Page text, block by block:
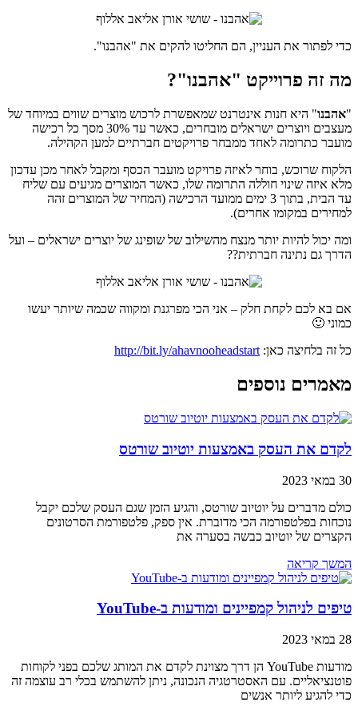
כדי לפתור את העניין, הם החליטו להקים את "אהבנו".
מה זה פרוייקט "אהבנו"?
"אהבנו" היא חנות אינטרנט שמאפשרת לרכוש מוצרים שווים במיוחד של
מעצבים ויוצרים ישראלים מובחרים, כאשר עד 30% מסך כל רכישה
מועבר כתרומה לאחד ממבחר פרויקטים חברתיים למען הקהילה.
הלקוח שרוכש, בוחר לאיזה פרויקט מועבר הכסף ומקבל לאחר מכן עדכון
מלא איזה שינוי חוללה התרומה שלו, כאשר המוצרים מגיעים עם שליח
עד הבית, בתוך 3 ימים ממועד הרכישה (המחיר של המוצרים זהה
למחירים במקומו אחרים).
ומה יכול להיות יותר מנצח מהשילוב של שופינג של יוצרים ישראלים – ועל
הדרך גם נתינה חברתית??
אם בא לכם לקחת חלק – אני הכי מפרגנת ומקווה שכמה שיותר יעשו
כמוני 🙂
כל זה בלחיצה כאן:
http://bit.ly/ahavnooheadstart
מאמרים נוספים
לקדם את העסק באמצעות יוטיוב שורטס
30 במאי 2023
כולם מדברים על יוטיוב שורטס, והגיע הזמן שגם העסק שלכם יקבל
נוכחות בפלטפורמה הכי מדוברת. אין ספק, פלטפורמת הסרטונים
הקצרים של יוטיוב כבשה בסערה את
המשך קריאה
טיפים לניהול קמפיינים ומודעות ב-YouTube
28 במאי 2023
מודעות YouTube הן דרך מצוינת לקדם את המותג שלכם בפני לקוחות
פוטנציאליים. עם האסטרטגיה הנכונה, ניתן להשתמש בכלי רב עוצמה זה
כדי להגיע ליותר אנשים